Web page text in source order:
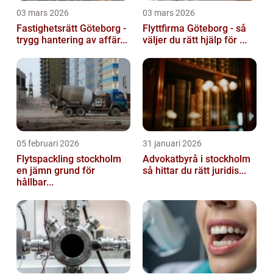
03 mars 2026
Fastighetsrätt Göteborg -
trygg hantering av affär...
03 mars 2026
Flyttfirma Göteborg - så
väljer du rätt hjälp för ...
05 februari 2026
Flytspackling stockholm
en jämn grund för
hållbar...
31 januari 2026
Advokatbyrå i stockholm
så hittar du rätt juridis...